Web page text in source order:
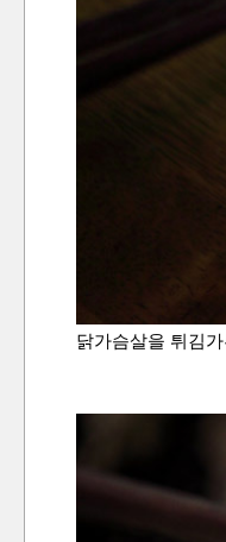
닭가슴살을 튀김